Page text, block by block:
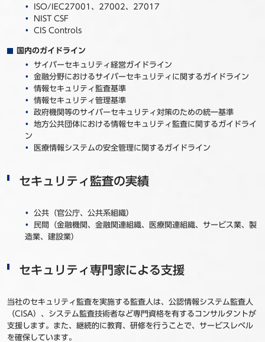
ISO/IEC27001、27002、27017
NIST CSF
CIS Controls
国内のガイドライン
サイバーセキュリティ経営ガイドライン
金融分野におけるサイバーセキュリティに関するガイドライン
情報セキュリティ監査基準
情報セキュリティ管理基準
政府機関等のサイバーセキュリティ対策のための統一基準
地方公共団体における情報セキュリティ監査に関するガイドライ
ン
医療情報システムの安全管理に関するガイドライン
セキュリティ監査の実績
公共（官公庁、公共系組織）
民間（金融機関、金融関連組織、医療関連組織、サービス業、製
造業、建設業）
セキュリティ専門家による支援
当社のセキュリティ監査を実施する監査人は、公認情報システム監査人
（CISA）、システム監査技術者など専門資格を有するコンサルタントが
支援します。また、継続的に教育、研修を行うことで、サービスレベル
を確保しています。